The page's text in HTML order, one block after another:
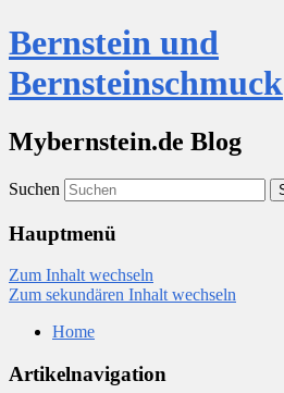
Bernstein und
Bernsteinschmuck
Mybernstein.de Blog
Suchen
Hauptmenü
Zum Inhalt wechseln
Zum sekundären Inhalt wechseln
Home
Artikelnavigation